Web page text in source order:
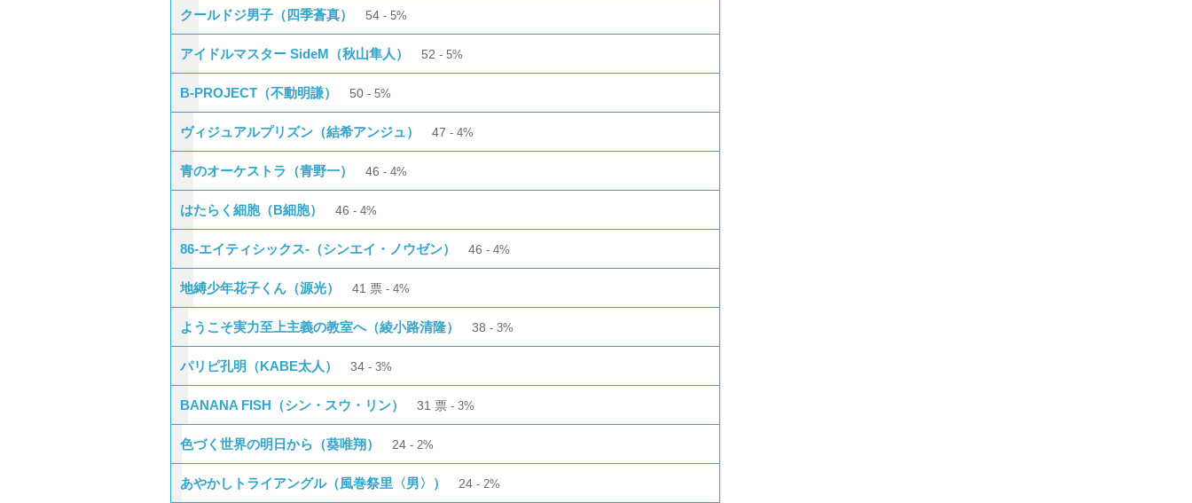
クールドジ男子（四季蒼真） 54 5%
アイドルマスター SideM（秋山隼人） 52 5%
B-PROJECT（不動明謙） 50 5%
ヴィジュアルプリズン（結希アンジュ） 47 4%
青のオーケストラ（青野一） 46 4%
はたらく細胞（B細胞） 46 4%
86-エイティシックス-（シンエイ・ノウゼン） 46 4%
地縛少年花子くん（源光） 41 票 4%
ようこそ実力至上主義の教室へ（綾小路清隆） 38 3%
パリピ孔明（KABE太人） 34 3%
BANANA FISH（シン・スウ・リン） 31 票 3%
色づく世界の明日から（葵唯翔） 24 2%
あやかしトライアングル（風巻祭里〈男〉） 24 2%